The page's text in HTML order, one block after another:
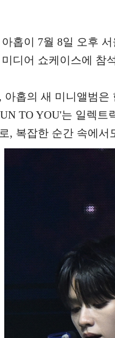
홉이 7월 8일 오후
미디어 쇼케이스에 참
아홉의 새 미니앨범은
TO YOU'는 일렉
, 복잡한 순간 속에서